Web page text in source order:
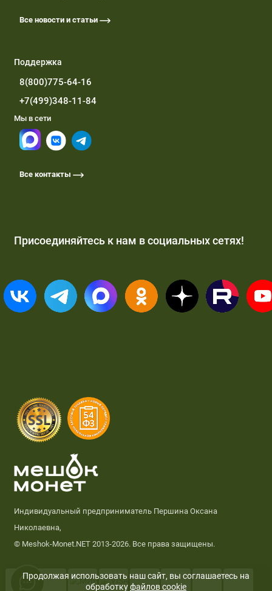
Все новости и статьи
Поддержка
8(800)775-64-16
+7(499)348-11-84
Мы в сети
Все контакты
Присоединяйтесь к нам в социальных сетях!
Индивидуальный предприниматель Першина Оксана
Николаевна,
© Meshok-Monet.NET 2013-2026. Все права защищены.
Продолжая использовать наш сайт, вы соглашаетесь на
обработкуфайлов cookie